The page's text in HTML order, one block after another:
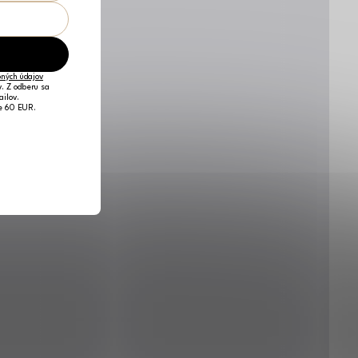
údajov
Z odberu sa
60 EUR.